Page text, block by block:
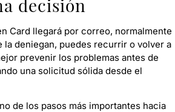
decisión
Card llegará por correo, normalmente
la deniegan, puedes recurrir o volver a
prevenir los problemas antes de
una solicitud sólida desde el
de los pasos más importantes hacia